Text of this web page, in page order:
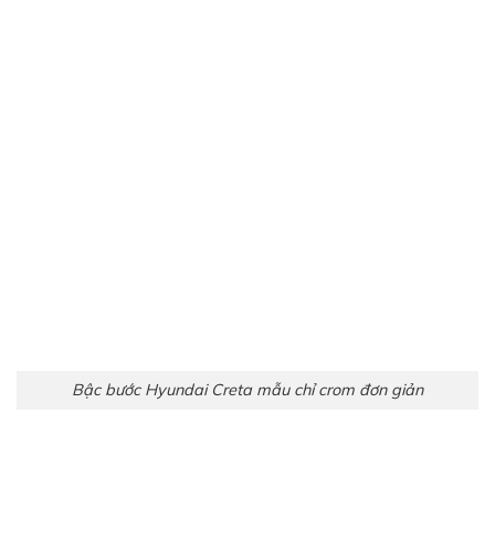
Bậc bước Hyundai Creta mẫu chỉ crom đơn giản